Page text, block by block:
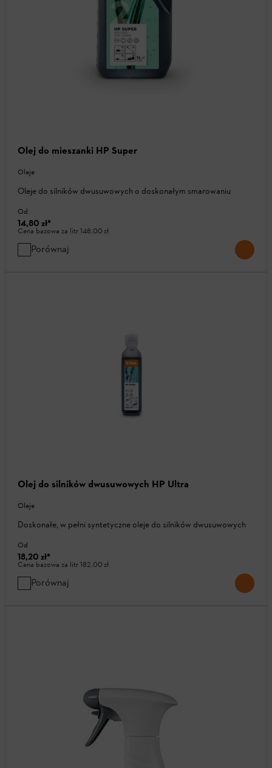
Olej do mieszanki HP Super
Oleje
Oleje do silników dwusuwowych o doskonałym smarowaniu
Od
14,80 zł*
Cena bazowa za litr148,00 zł
Porównaj
Olej do silników dwusuwowych HP Ultra
Oleje
Doskonałe, w pełni syntetyczne oleje do silników dwusuwowych
Od
18,20 zł*
Cena bazowa za litr182,00 zł
Porównaj